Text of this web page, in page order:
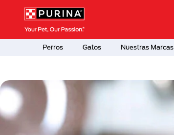
Pasar al contenido principal
Menú Secundario Purina
Menú Principal Purina
Perros Gatos Nuestras Marcas